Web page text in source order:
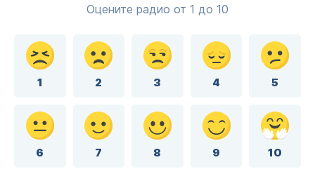
Оцените радио от 1 до 10
1 2 3 4 5
6 7 8 9 10